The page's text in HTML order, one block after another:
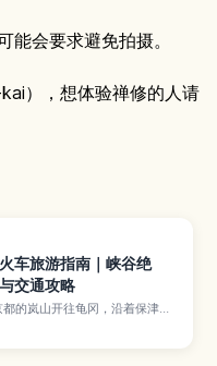
能会要求避免拍摄。
），想体验禅修的人请
车旅游指南｜峡谷绝
交通攻略
的岚山开往龟冈，沿着保津川
赏春樱与秋枫的人气观光列
乘车季节、车票购买与预约方